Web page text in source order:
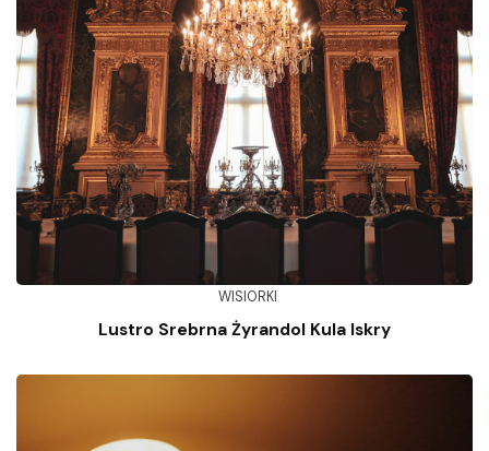
WISIORKI
Lustro Srebrna Żyrandol Kula Iskry